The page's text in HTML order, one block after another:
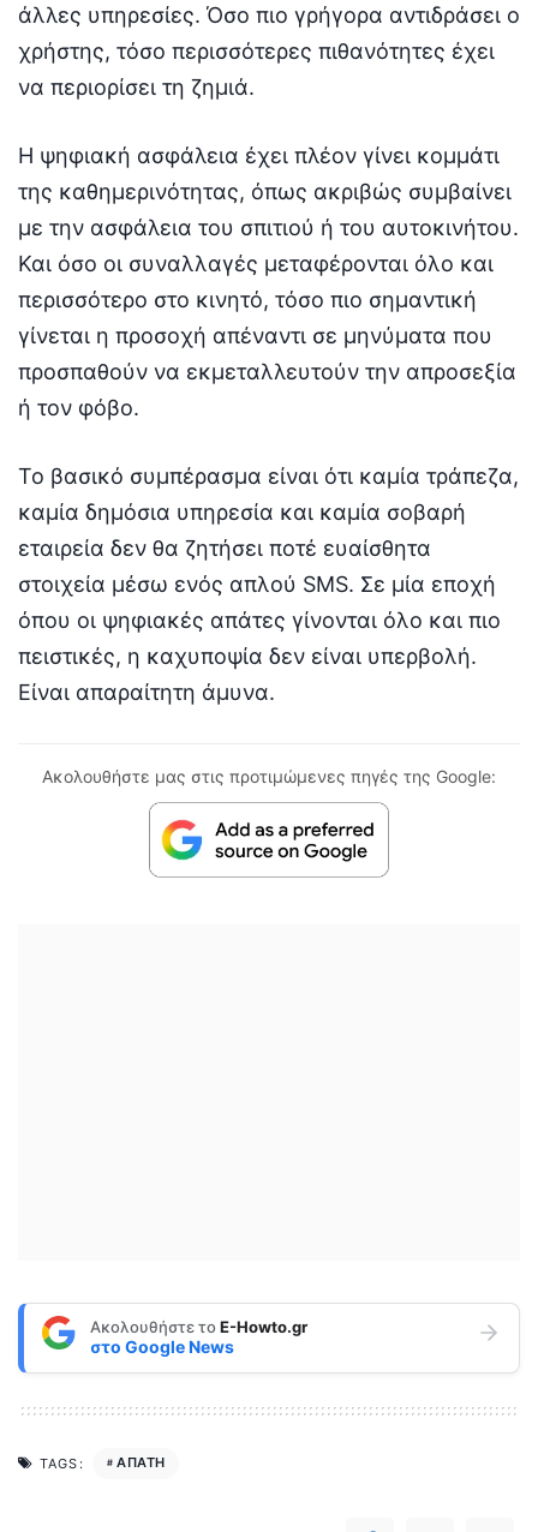
άλλες υπηρεσίες. Όσο πιο γρήγορα αντιδράσει ο
χρήστης, τόσο περισσότερες πιθανότητες έχει
να περιορίσει τη ζημιά.
Η ψηφιακή ασφάλεια έχει πλέον γίνει κομμάτι
της καθημερινότητας, όπως ακριβώς συμβαίνει
με την ασφάλεια του σπιτιού ή του αυτοκινήτου.
Και όσο οι συναλλαγές μεταφέρονται όλο και
περισσότερο στο κινητό, τόσο πιο σημαντική
γίνεται η προσοχή απέναντι σε μηνύματα που
προσπαθούν να εκμεταλλευτούν την απροσεξία
ή τον φόβο.
Το βασικό συμπέρασμα είναι ότι καμία τράπεζα,
καμία δημόσια υπηρεσία και καμία σοβαρή
εταιρεία δεν θα ζητήσει ποτέ ευαίσθητα
στοιχεία μέσω ενός απλού SMS. Σε μία εποχή
όπου οι ψηφιακές απάτες γίνονται όλο και πιο
πειστικές, η καχυποψία δεν είναι υπερβολή.
Είναι απαραίτητη άμυνα.
Ακολουθήστε μας στις προτιμώμενες πηγές της Google:
Ακολουθήστε τοE-Howto.gr
στο Google News
TAGS: ΑΠΑΤΗ